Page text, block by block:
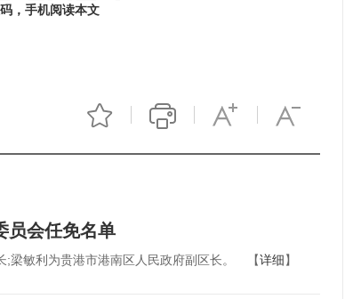
，手机阅读本文
员会任免名单
;梁敏利为贵港市港南区人民政府副区长。 【详细】